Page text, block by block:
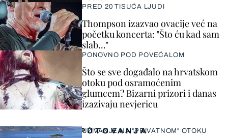
PRED 20 TISUĆA LJUDI
Thompson izazvao ovacije već na
početku koncerta: "Što ću kad sam
slab..."
PONOVNO POD POVEĆALOM
Što se sve događalo na hrvatskom
otoku pod osramoćenim
glumcem? Bizarni prizori i danas
izazivaju nevjericu
PUTOVANJA
UŽIVANJE NA "PRIVATNOM" OTOKU